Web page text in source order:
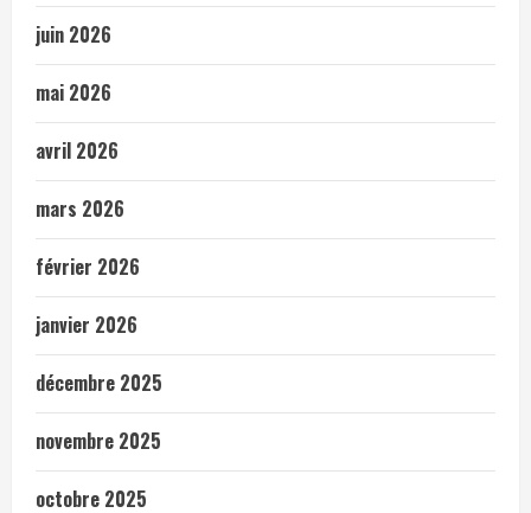
juin 2026
mai 2026
avril 2026
mars 2026
février 2026
janvier 2026
décembre 2025
novembre 2025
octobre 2025